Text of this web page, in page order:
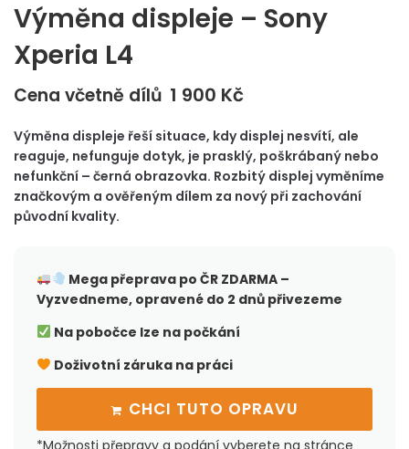
Výměna displeje – Sony
Xperia L4
Cena včetně dílů 1 900 Kč
Výměna displeje řeší situace, kdy displej nesvítí, ale
reaguje, nefunguje dotyk, je prasklý, poškrábaný nebo
nefunkční – černá obrazovka. Rozbitý displej vyměníme
značkovým a ověřeným dílem za nový při zachování
původní kvality.
Mega přeprava po ČRZDARMA –
Vyzvedneme, opravené do 2 dnů přivezeme
Na pobočce lze na počkání
Doživotní záruka na práci
CHCI TUTO OPRAVU
*Možnosti přepravy a podání vyberete na stránce